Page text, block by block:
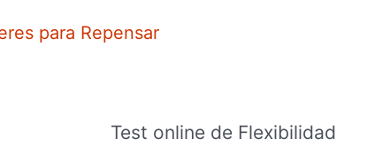
para Repensar
Test online de Flexibilidad